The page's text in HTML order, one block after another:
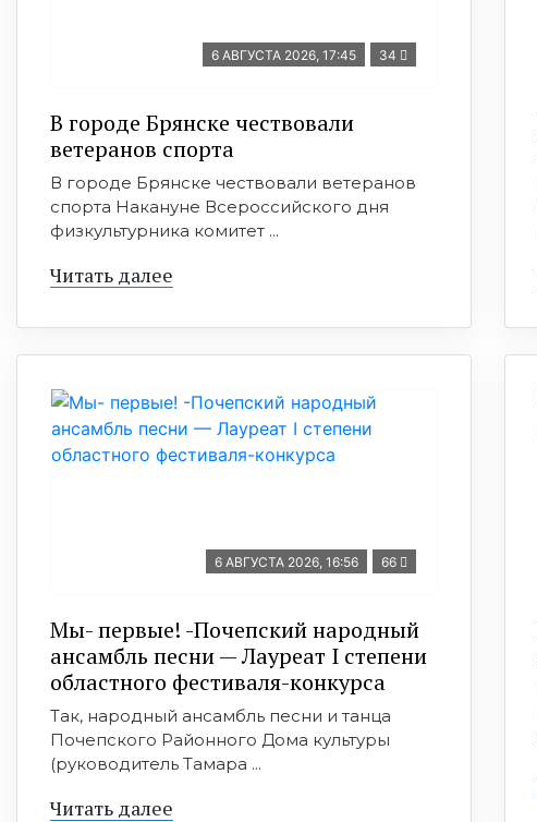
6 АВГУСТА 2026, 17:45 34
В городе Брянске чествовали
ветеранов спорта
В городе Брянске чествовали ветеранов
спорта Накануне Всероссийского дня
физкультурника комитет ...
Читать далее
6 АВГУСТА 2026, 16:56 66
Мы- первые! -Почепский народный
ансамбль песни — Лауреат I степени
областного фестиваля-конкурса
Так, народный ансамбль песни и танца
Почепского Районного Дома культуры
(руководитель Тамара ...
Читать далее